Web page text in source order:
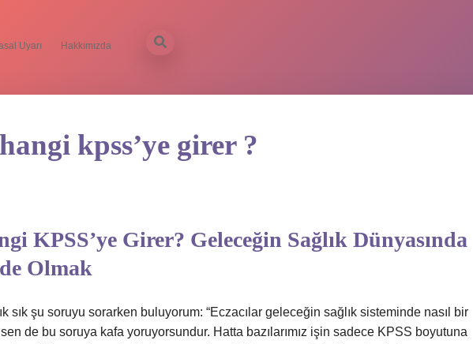
Uyarı Hakkımızda
kpss’ye girer ?
KPSS’ye Girer? Geleceğin Sağlık Dünyasında
Olmak
sık şu soruyu sorarken buluyorum: “Eczacılar geleceğin sağlık sisteminde nasıl bir
de bu soruya kafa yoruyorsundur. Hatta bazılarımız işin sadece KPSS boyutuna